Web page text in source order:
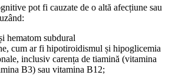
pot fi cauzate de o altă afecțiune sau
hematom subdural
cum ar fi hipotiroidismul și hipoglicemia
inclusiv carența de tiamină (vitamina
B3) sau vitamina B12;